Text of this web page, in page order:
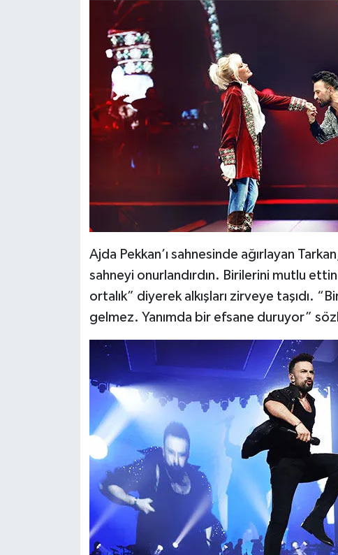
Ajda Pekkan’ı sahnesinde ağırlayan
sahneyi onurlandırdın. Birilerini mutlu
ortalık” diyerek alkışları zirveye taşıdı.
gelmez. Yanımda bir efsane duruyor”